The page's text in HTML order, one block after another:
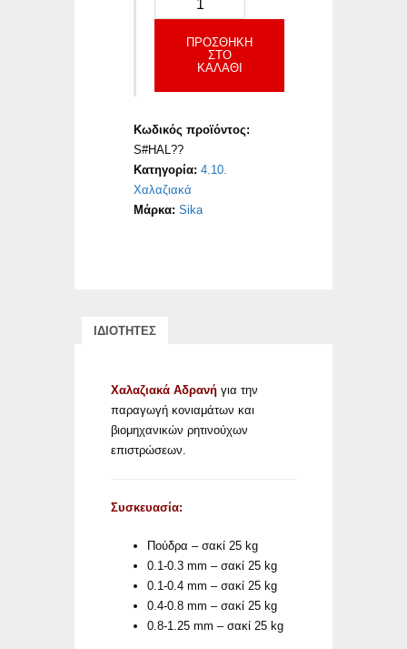
ΠΡΟΣΘΉΚΗ
ΣΤΟ
ΚΑΛΆΘΙ
Κωδικός προϊόντος:
S#HAL??
Κατηγορία:4.10.
Χαλαζιακά
Μάρκα:Sika
ΙΔΙΟΤΗΤΕΣ
Χαλαζιακά Αδρανή για την
παραγωγή κονιαμάτων και
βιομηχανικών ρητινούχων
επιστρώσεων.
Συσκευασία:
Πούδρα – σακί 25 kg
0.1-0.3 mm – σακί 25 kg
0.1-0.4 mm – σακί 25 kg
0.4-0.8 mm – σακί 25 kg
0.8-1.25 mm – σακί 25 kg